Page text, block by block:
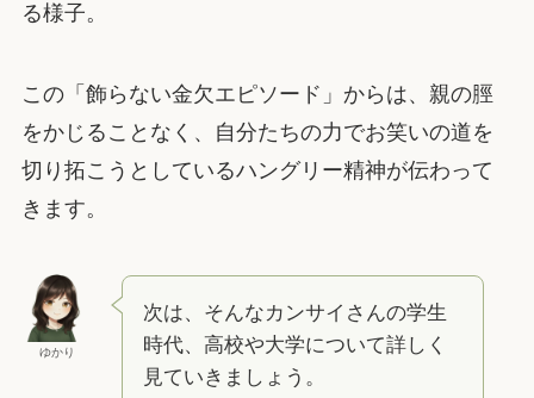
る様子。
この「飾らない金欠エピソード」からは、親の脛
をかじることなく、自分たちの力でお笑いの道を
切り拓こうとしているハングリー精神が伝わって
きます。
ゆかり
次は、そんなカンサイさんの学生
時代、高校や大学について詳しく
見ていきましょう。